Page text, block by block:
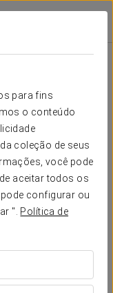
para fins
o conteúdo
coleção de seus
você pode
aceitar todos os
configurar ou
". Política de
- 20
- 50